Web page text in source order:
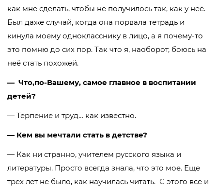
как мне сделать, чтобы не получилось так, как у неё.
Был даже случай, когда она порвала тетрадь и
кинула моему однокласснику в лицо, а я почему-то
это помню до сих пор. Так что я, наоборот, боюсь на
неё стать похожей.
— Что,по-Вашему, самое главное в воспитании
детей?
— Терпение и труд… как известно.
— Кем вы мечтали стать в детстве?
— Как ни странно, учителем русского языка и
литературы. Просто всегда знала, что это мое. Еще
трёх лет не было, как научилась читать. С этого все и